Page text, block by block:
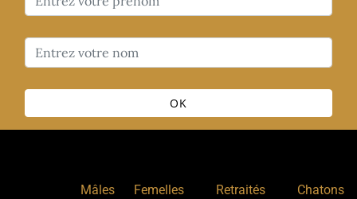
OK
Mâles Femelles Retraités
Chatons